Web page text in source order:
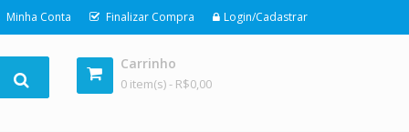
Minha Conta Finalizar Compra Login/Cadastrar
Carrinho
0 item(s) - R$0,00